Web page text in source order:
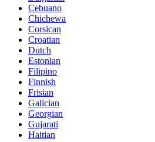
Cebuano
Chichewa
Corsican
Croatian
Dutch
Estonian
Filipino
Finnish
Frisian
Galician
Georgian
Gujarati
Haitian